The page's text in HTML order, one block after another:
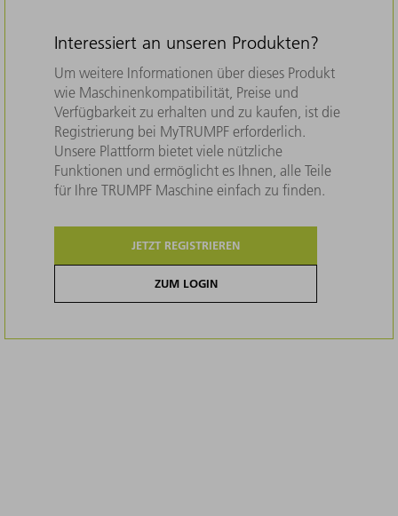
Interessiert an unseren Produkten?
Um weitere Informationen über dieses Produkt
wie Maschinenkompatibilität, Preise und
Verfügbarkeit zu erhalten und zu kaufen, ist die
Registrierung bei MyTRUMPF erforderlich.
Unsere Plattform bietet viele nützliche
Funktionen und ermöglicht es Ihnen, alle Teile
für Ihre TRUMPF Maschine einfach zu finden.
JETZT REGISTRIEREN
ZUM LOGIN